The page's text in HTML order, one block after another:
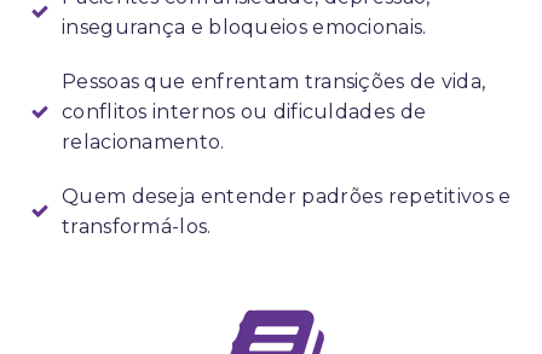
insegurança e bloqueios emocionais.
Pessoas que enfrentam transições de vida,
conflitos internos ou dificuldades de
relacionamento.
Quem deseja entender padrões repetitivos e
transformá-los.